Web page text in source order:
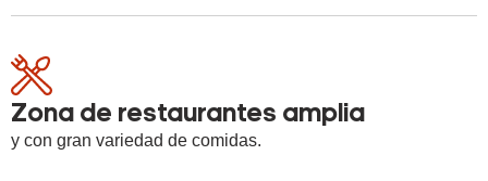
Zona de restaurantes amplia
y con gran variedad de comidas.